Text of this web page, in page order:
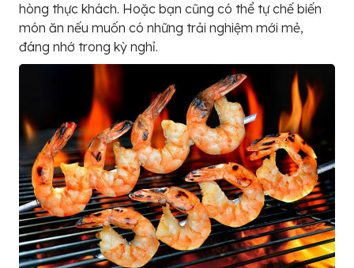
hòng thực khách. Hoặc bạn cũng có thể tự chế biến
món ăn nếu muốn có những trải nghiệm mới mẻ,
đáng nhớ trong kỳ nghỉ.